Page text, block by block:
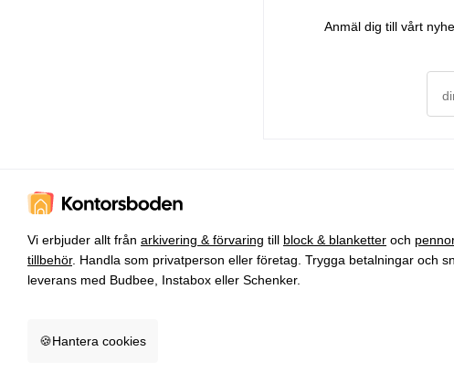
Anmäl dig till vårt
Vi erbjuder allt från arkivering & förvaring till block & blanketter och
tillbehör. Handla som privatperson eller företag. Trygga betalningar och
leverans med Budbee, Instabox eller Schenker.
🍪Hantera cookies